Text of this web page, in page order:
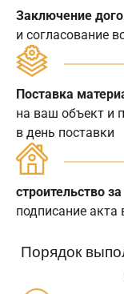
Заключение
и согласование
Поставка
на ваш объект и
в день поставки
строительство
подписание акта
Порядок